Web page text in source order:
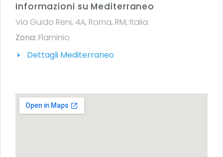
Informazioni su Mediterraneo
Via Guido Reni, 4A, Roma, RM, Italia
Zona: Flaminio
Dettagli Mediterraneo